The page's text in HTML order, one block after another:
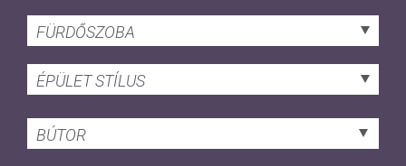
FÜRDŐSZOBA
ÉPÜLET STÍLUS
BÚTOR